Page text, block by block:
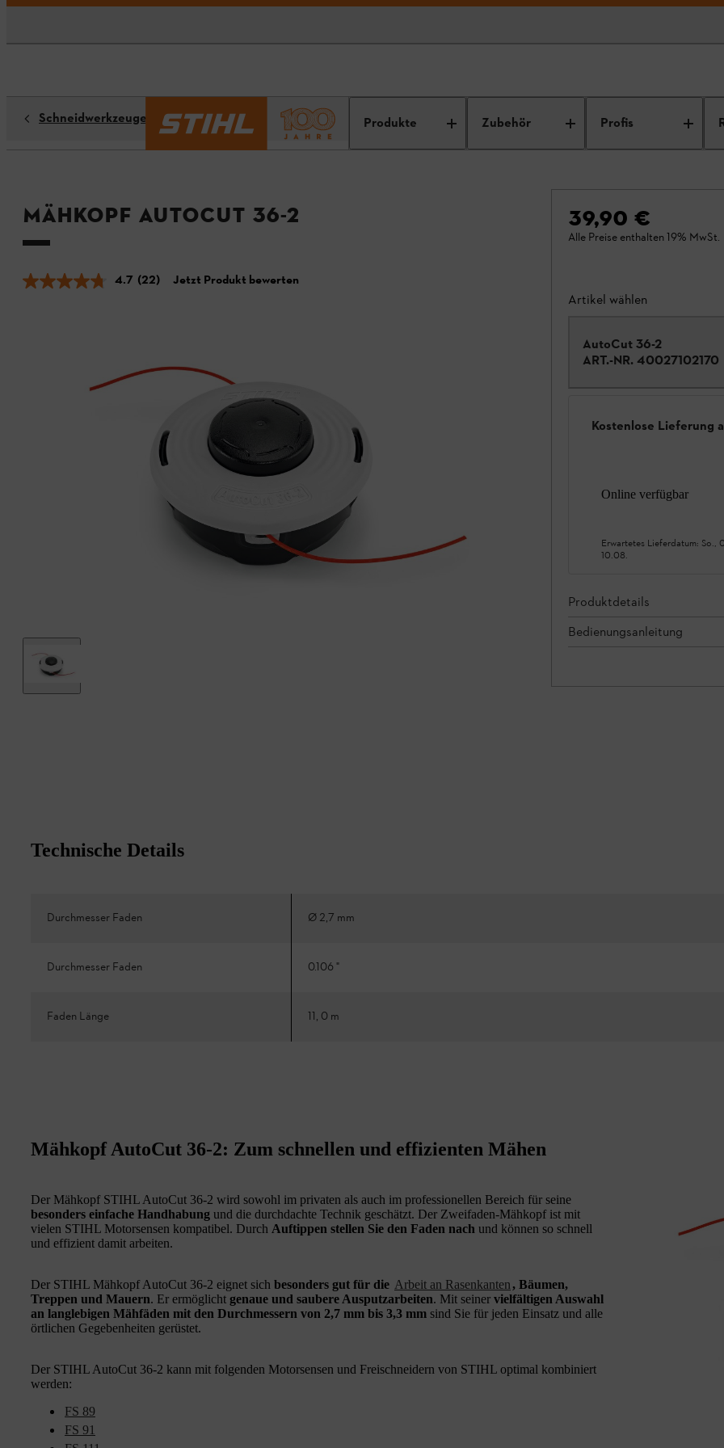
Produkte Zubehör Profis
Schneidwerkzeuge
Mähkopf AutoCut 36-2
4.7 (22) Jetzt Produkt bewerten
39,90 €
Alle Preise enthalten 19% MwSt.
Artikel wählen
AutoCut 36-2
ART.-NR. 40027102170
Kostenlose Lieferung
Online verfügbar
Erwartetes Lieferdatum: So.,
10.08.
Produktdetails
Bedienungsanleitung
Technische Details
Durchmesser Faden Ø 2,7 mm
Durchmesser Faden 0.106 "
Faden Länge 11, 0 m
Mähkopf AutoCut 36-2: Zum schnellen und effizienten Mähen
Der Mähkopf STIHL AutoCut 36-2 wird sowohl im privaten als auch im professionellen Bereich für seine
besonders einfache Handhabung und die durchdachte Technik geschätzt. Der Zweifaden-Mähkopf ist mit
vielen STIHL Motorsensen kompatibel. Durch Auftippen stellen Sie den Faden nach und können so schnell
und effizient damit arbeiten.
Der STIHL Mähkopf AutoCut 36-2 eignet sich besonders gut für die Arbeit an Rasenkanten , Bäumen,
Treppen und Mauern. Er ermöglicht genaue und saubere Ausputzarbeiten. Mit seiner vielfältigen Auswahl
an langlebigen Mähfäden mit den Durchmessern von 2,7 mm bis 3,3 mm sind Sie für jeden Einsatz und alle
örtlichen Gegebenheiten gerüstet.
Der STIHL AutoCut 36-2 kann mit folgenden Motorsensen und Freischneidern von STIHL optimal kombiniert
werden:
FS 89
FS 91